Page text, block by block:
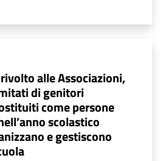
alle Associazioni,
di genitori
come persone
scolastico
e gestiscono